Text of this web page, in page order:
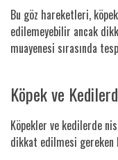
Bu göz hareketleri,
edilemeyebilir ancak
muayenesi sırasında
Köpek ve
Köpekler ve kedilerde
dikkat edilmesi gereken